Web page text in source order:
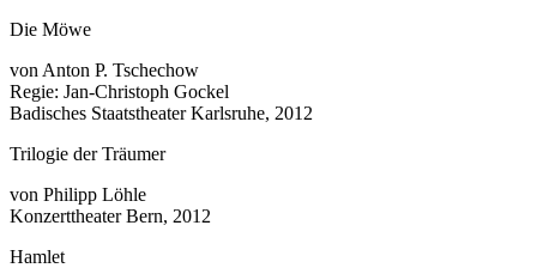
Die Möwe
von Anton P. Tschechow
Regie: Jan-Christoph Gockel
Badisches Staatstheater Karlsruhe, 2012
Trilogie der Träumer
von Philipp Löhle
Konzerttheater Bern, 2012
Hamlet